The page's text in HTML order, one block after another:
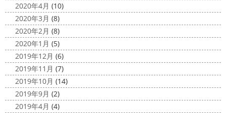
2020年4月 (10)
2020年3月 (8)
2020年2月 (8)
2020年1月 (5)
2019年12月 (6)
2019年11月 (7)
2019年10月 (14)
2019年9月 (2)
2019年4月 (4)